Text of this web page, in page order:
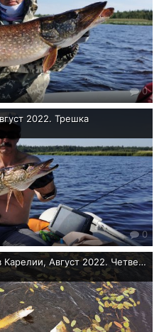
0
2022. Трешка
0
Рыбалка в Карелии, Август 2022. Четвера